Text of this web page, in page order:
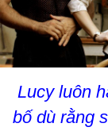
Lucy luôn
bố dù rằng